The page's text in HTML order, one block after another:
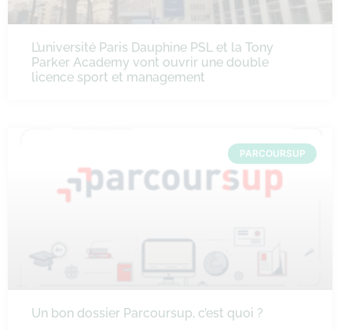
L’université Paris Dauphine PSL et la Tony
Parker Academy vont ouvrir une double
licence sport et management
PARCOURSUP
Un bon dossier Parcoursup, c’est quoi ?